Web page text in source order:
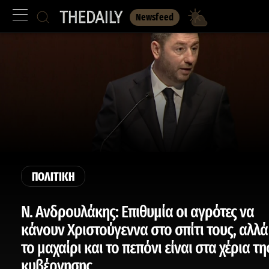
Newsfeed
ΠΟΛΙΤΙΚΗ
Ν. Ανδρουλάκης: Επιθυμία οι αγρότες να
κάνουν Χριστούγεννα στο σπίτι τους, αλλά
το μαχαίρι και το πεπόνι είναι στα χέρια